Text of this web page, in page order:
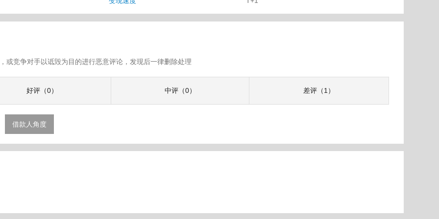
或竞争对手以诋毁为目的进行恶意评论，发现后一律删除处理
好评（0） 中评（0） 差评（1）
借款人角度